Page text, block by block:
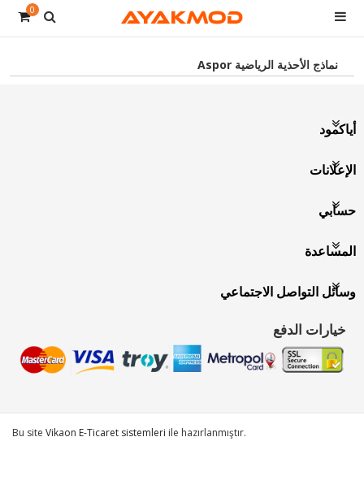
0
نماذج الأحذية الرياضية Aspor
أياكمود
الإعلانات
حسابي
المساعدة
وسائل التواصل الاجتماعي
خيارات الدفع
Bu site Vikaon E-Ticaret sistemleri ile hazırlanmıştır.